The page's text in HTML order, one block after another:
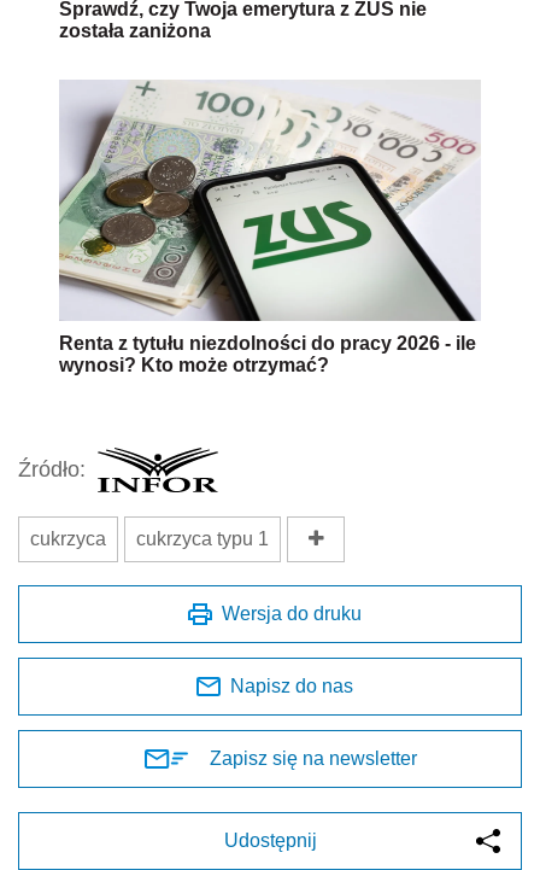
Sprawdź, czy Twoja emerytura z ZUS nie
została zaniżona
Renta z tytułu niezdolności do pracy 2026 - ile
wynosi? Kto może otrzymać?
Źródło:
cukrzyca cukrzyca typu 1
Wersja do druku
Napisz do nas
Zapisz się na newsletter
Udostępnij